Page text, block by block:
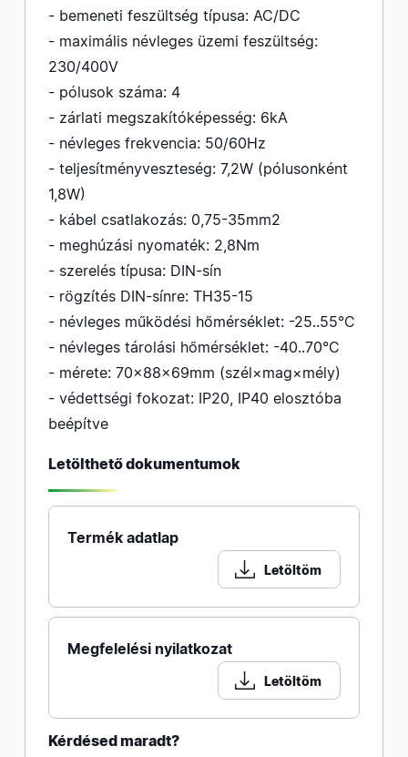
- bemeneti feszültség típusa: AC/DC
- maximális névleges üzemi feszültség:
230/400V
- pólusok száma: 4
- zárlati megszakítóképesség: 6kA
- névleges frekvencia: 50/60Hz
- teljesítményveszteség: 7,2W (pólusonként
1,8W)
- kábel csatlakozás: 0,75-35mm2
- meghúzási nyomaték: 2,8Nm
- szerelés típusa: DIN-sín
- rögzítés DIN-sínre: TH35-15
- névleges működési hőmérséklet: -25..55°C
- névleges tárolási hőmérséklet: -40..70°C
- mérete: 70×88×69mm (szél×mag×mély)
- védettségi fokozat: IP20, IP40 elosztóba
beépítve
Letölthető dokumentumok
Termék adatlap
Letöltöm
Megfelelési nyilatkozat
Letöltöm
Kérdésed maradt?